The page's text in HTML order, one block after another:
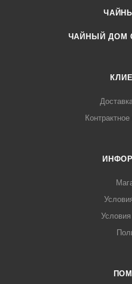
ЧАЙНЫЙ ДОМ